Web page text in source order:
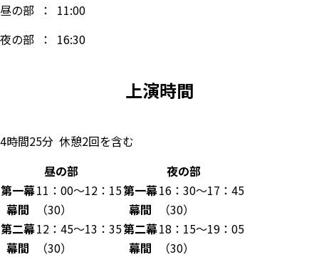
昼の部 ： 11:00
夜の部 ： 16:30
上演時間
4時間25分 休憩2回を含む
昼の部
夜の部
第一幕11：00～12：15第一幕16：30～17：45
幕間
（30） 幕間
（30）
第二幕12：45～13：35第二幕18：15～19：05
幕間
（30） 幕間
（30）